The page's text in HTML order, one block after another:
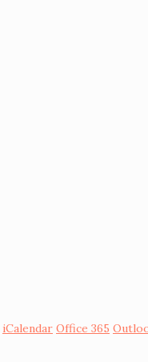
iCalendar Office 365